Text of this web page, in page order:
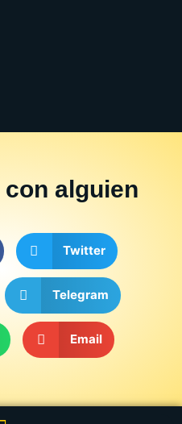
con alguien
Twitter
Telegram
Email